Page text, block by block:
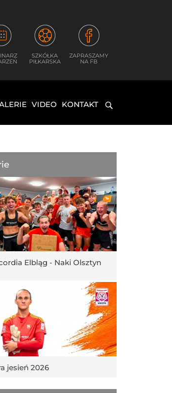
SZKÓŁKA
PIŁKARSKA
ZAPRASZAMY
NA FB
VIDEO KONTAKT
Elbląg - Naki Olsztyn
jesień 2026